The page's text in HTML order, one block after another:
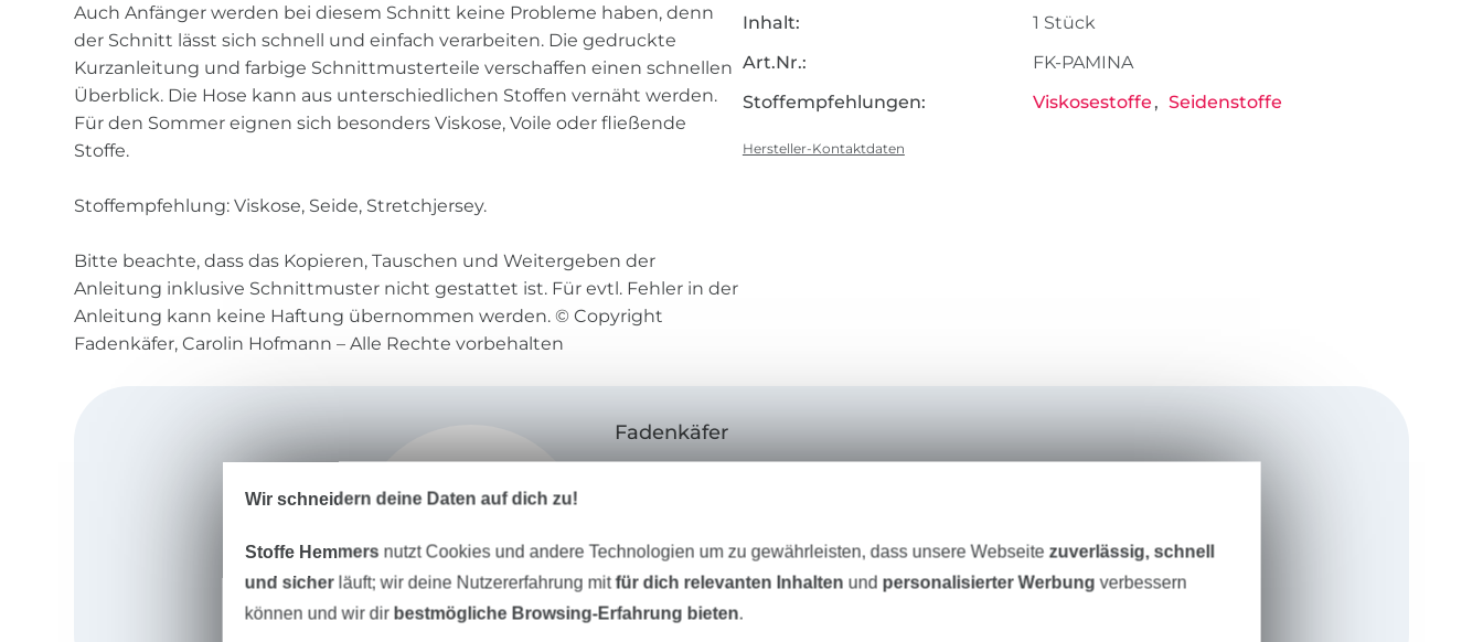
Auch Anfänger werden bei diesem Schnitt keine Probleme haben, denn
der Schnitt lässt sich schnell und einfach verarbeiten. Die gedruckte
Kurzanleitung und farbige Schnittmusterteile verschaffen einen schnellen
Überblick. Die Hose kann aus unterschiedlichen Stoffen vernäht werden.
Für den Sommer eignen sich besonders Viskose, Voile oder fließende
Stoffe.
Stoffempfehlung: Viskose, Seide, Stretchjersey.
Bitte beachte, dass das Kopieren, Tauschen und Weitergeben der
Anleitung inklusive Schnittmuster nicht gestattet ist. Für evtl. Fehler in der
Anleitung kann keine Haftung übernommen werden. © Copyright
Fadenkäfer, Carolin Hofmann – Alle Rechte vorbehalten
Inhalt:
1 Stück
Art.Nr.:
FK-PAMINA
Stoffempfehlungen:
Viskosestoffe Seidenstoffe
Hersteller-Kontaktdaten
Fadenkäfer
Zusammen mit meiner Schnittdirektrice entwerfe ich
tolle alltagstaugliche Schnittmuster für die ganze Familie.
Wir schneidern deine Daten auf dich zu!
Stoffe Hemmers nutzt Cookies und andere Technologien um zu gewährleisten, dass unsere Webseitezuverlässig, schnell
und sicherläuft; wir deine Nutzererfahrung mitfür dich relevanten Inhalten und personalisierter Werbung verbessern
können und wir dir bestmögliche Browsing-Erfahrung bieten.